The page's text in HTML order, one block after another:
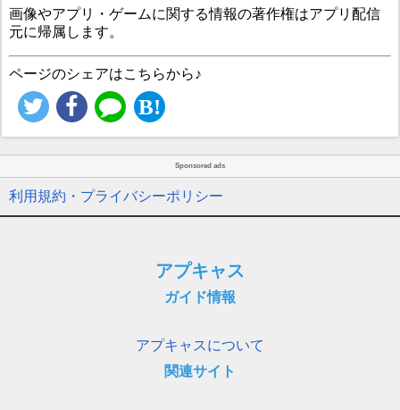
画像やアプリ・ゲームに関する情報の著作権はアプリ配信
元に帰属します。
ページのシェアはこちらから♪
Sponsored ads
利用規約・プライバシーポリシー
アプキャス
ガイド情報
アプキャスについて
関連サイト